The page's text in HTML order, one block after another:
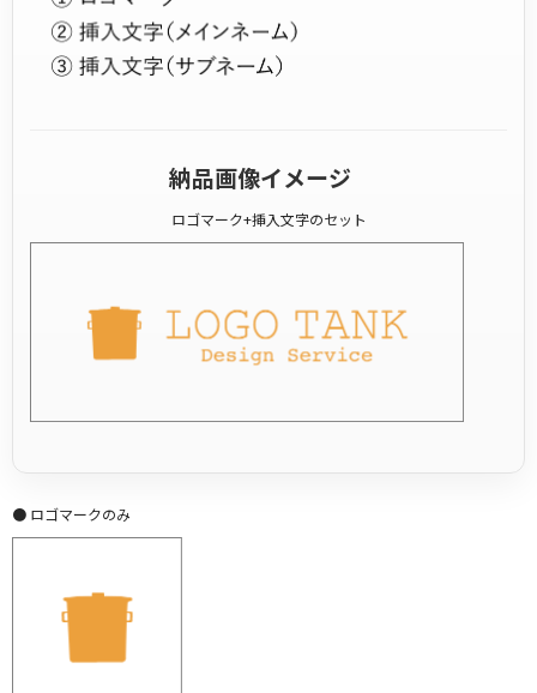
納品画像イメージ
ロゴマーク+挿入文字のセット
● ロゴマークのみ